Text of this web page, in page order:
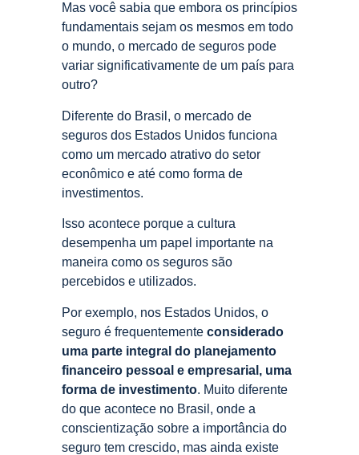
Mas você sabia que embora os princípios
fundamentais sejam os mesmos em todo
o mundo, o mercado de seguros pode
variar significativamente de um país para
outro?
Diferente do Brasil, o mercado de
seguros dos Estados Unidos funciona
como um mercado atrativo do setor
econômico e até como forma de
investimentos.
Isso acontece porque a cultura
desempenha um papel importante na
maneira como os seguros são
percebidos e utilizados.
Por exemplo, nos Estados Unidos, o
seguro é frequentemente considerado
uma parte integral do planejamento
financeiro pessoal e empresarial , uma
forma de investimento. Muito diferente
do que acontece no Brasil, onde a
conscientização sobre a importância do
seguro tem crescido, mas ainda existe